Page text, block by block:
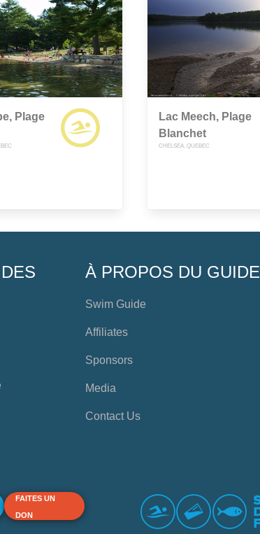
Plage
Lac Meech, Plage
Blanchet
CHELSEA, QUEBEC
À PROPOS DU GUIDE
Swim Guide
Affiliates
Sponsors
Media
Contact Us
FAITES UN
DON